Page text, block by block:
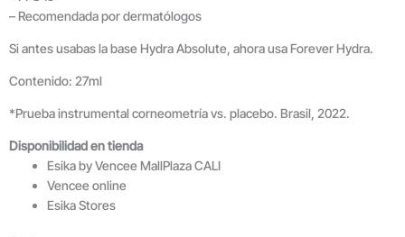
– Recomendada por dermatólogos
Si antes usabas la base Hydra Absolute, ahora usa Forever Hydra.
Contenido: 27ml
*Prueba instrumental corneometría vs. placebo. Brasil, 2022.
Disponibilidad en tienda
Esika by Vencee MallPlaza CALI
Vencee online
Esika Stores